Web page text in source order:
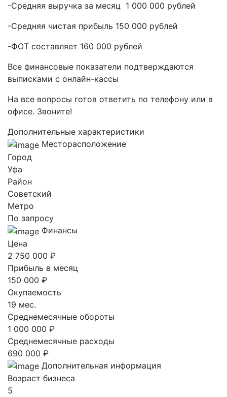
-Средняя выручка за месяц 1 000 000 рублей
-Средняя чистая прибыль 150 000 рублей
-ФОТ составляет 160 000 рублей
Все финансовые показатели подтверждаются
выписками с онлайн-кассы
На все вопросы готов ответить по телефону или в
офисе. Звоните!
Дополнительные характеристики
Месторасположение
Город
Уфа
Район
Советский
Метро
По запросу
Финансы
Цена
2 750 000 ₽
Прибыль в месяц
150 000 ₽
Окупаемость
19 мес.
Среднемесячные обороты
1 000 000 ₽
Среднемесячные расходы
690 000 ₽
Дополнительная информация
Возраст бизнеса
5